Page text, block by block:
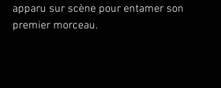
apparu sur scène pour entamer son
premier morceau.